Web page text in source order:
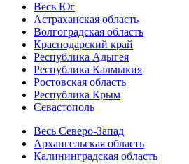
Весь Юг
Астраханская область
Волгоградская область
Краснодарский край
Республика Адыгея
Республика Калмыкия
Ростовская область
Республика Крым
Севастополь
Весь Северо-Запад
Архангельская область
Калининградская область